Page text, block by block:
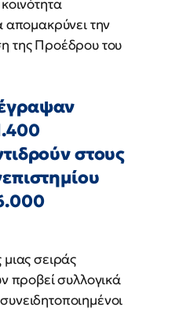
την
της Προέδρου του
στους
σειράς
προβεί συλλογικά